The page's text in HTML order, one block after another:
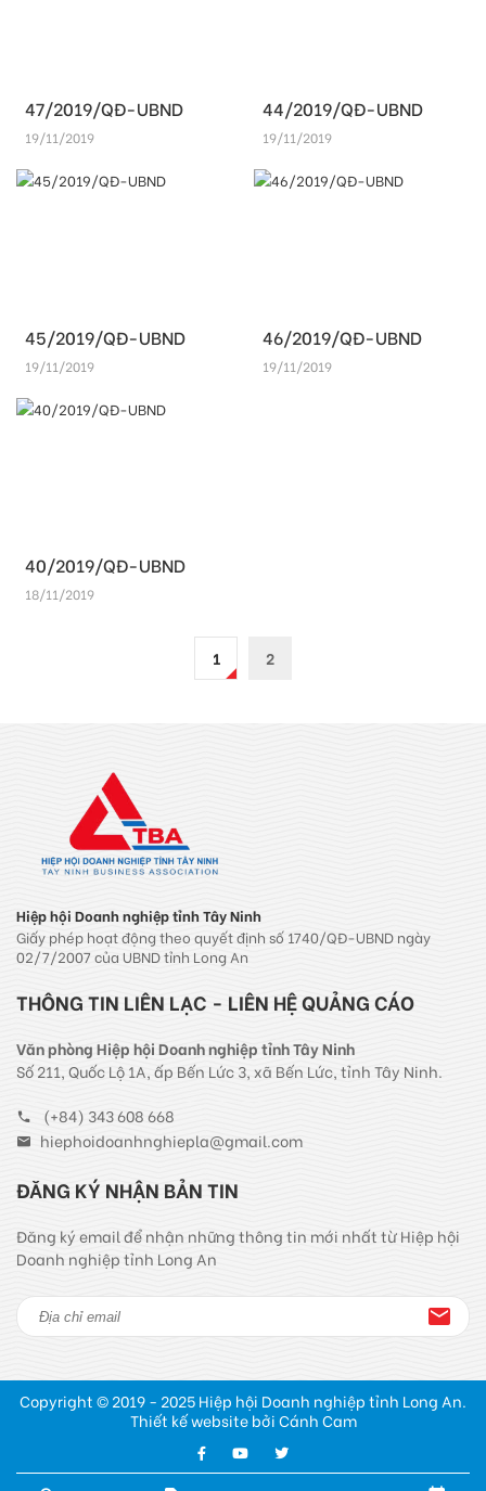
47/2019/QĐ-UBND
19/11/2019
44/2019/QĐ-UBND
19/11/2019
45/2019/QĐ-UBND
19/11/2019
46/2019/QĐ-UBND
19/11/2019
40/2019/QĐ-UBND
18/11/2019
1 2
Hiệp hội Doanh nghiệp tỉnh Tây Ninh
Giấy phép hoạt động theo quyết định số 1740/QĐ-UBND ngày
02/7/2007 của UBND tỉnh Long An
THÔNG TIN LIÊN LẠC - LIÊN HỆ QUẢNG CÁO
Văn phòng Hiệp hội Doanh nghiệp tỉnh Tây Ninh
Số 211, Quốc Lộ 1A, ấp Bến Lức 3, xã Bến Lức, tỉnh Tây Ninh.
(+84) 343 608 668
hiephoidoanhnghiepla@gmail.com
ĐĂNG KÝ NHẬN BẢN TIN
Đăng ký email để nhận những thông tin mới nhất từ Hiệp hội
Doanh nghiệp tỉnh Long An
Copyright © 2019 - 2025 Hiệp hội Doanh nghiệp tỉnh Long An.
Thiết kế website bởi Cánh Cam